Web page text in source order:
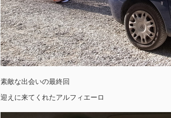
素敵な出会いの最終回
迎えに来てくれたアルフィエーロ